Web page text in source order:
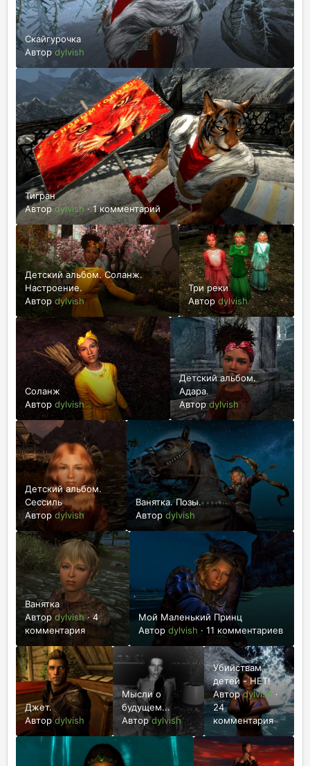
Скайгурочка
Авторdylvish
Тигран
Авторdylvish· 1 комментарий
Детский альбом. Соланж.
Настроение.
Автор dylvish
Три реки
Авторdylvish
Соланж
Автор dylvish
Детский альбом.
Адара.
Авторdylvish
Детский альбом.
Сессиль
Автор dylvish
Ванятка. Позы.
Авторdylvish
Ванятка
Авторdylvish·4
комментария
Мой Маленький Принц
Автор dylvish · 11 комментариев
Джет.
Авторdylvish
Мысли о
будущем...
Авторdylvish
Убийствам
детей - НЕТ!
Авторdylvish ·
24
комментария